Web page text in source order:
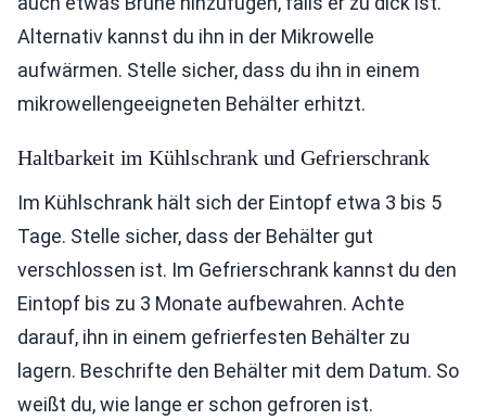
Alternativ kannst du ihn in der Mikrowelle
aufwärmen. Stelle sicher, dass du ihn in einem
mikrowellengeeigneten Behälter erhitzt.
Haltbarkeit im Kühlschrank und Gefrierschrank
Im Kühlschrank hält sich der Eintopf etwa 3 bis 5
Tage. Stelle sicher, dass der Behälter gut
verschlossen ist. Im Gefrierschrank kannst du den
Eintopf bis zu 3 Monate aufbewahren. Achte
darauf, ihn in einem gefrierfesten Behälter zu
lagern. Beschrifte den Behälter mit dem Datum. So
weißt du, wie lange er schon gefroren ist.